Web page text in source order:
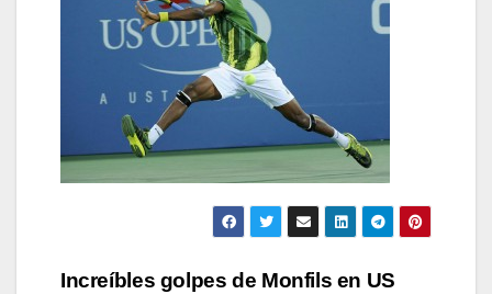
Increíbles golpes de Monfils en US